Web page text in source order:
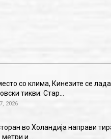
со клима, Кинезите се
тикви: Стар…
2026
во Холандија направи
и…